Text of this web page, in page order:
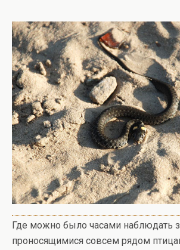
Где можно было часами наблюдать
проносящимися совсем рядом